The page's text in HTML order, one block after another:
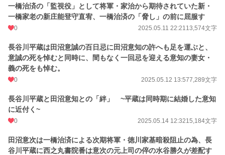
一橋治済の「監視役」として将軍・家治から期待されていた新・
一橋家老の新庄能登守直宥、一橋治済の「脅し」の前に屈服す
0 2025.05.11 22:2113,574文字
長谷川平蔵は田沼意誠の百日忌に田沼意知の許へも足を運ぶと、
意誠の死を悼むと同時に、間もなく一回忌を迎える意知の妻女・
義の死をも悼む。
0 2025.05.12 13:577,289文字
長谷川平蔵と田沼意知との「絆」 ~平蔵は同時期に結婚した意知
に近付く~
0 2025.05.14 12:3215,184文字
田沼意次は一橋治済による次期将軍・徳川家基暗殺阻止の為、長
谷川平蔵に西之丸書院番は意次の元上司の倅の水谷勝久が差配す